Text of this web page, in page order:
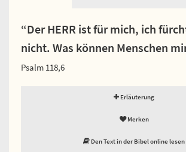
“Der HERR ist für mich, ich
nicht. Was können Menschen
Psalm 118,6
Erläuterung
Merken
Den Text in der Bibel online lesen